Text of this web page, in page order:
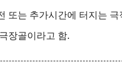
또는 추가시간에 터지는
장골이라고 함.